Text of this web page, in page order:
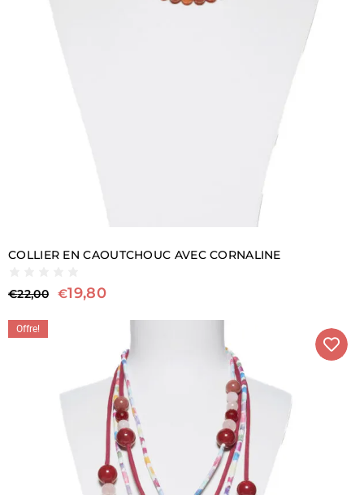
COLLIER EN CAOUTCHOUC AVEC CORNALINE
€22,00 €19,80
Offre!